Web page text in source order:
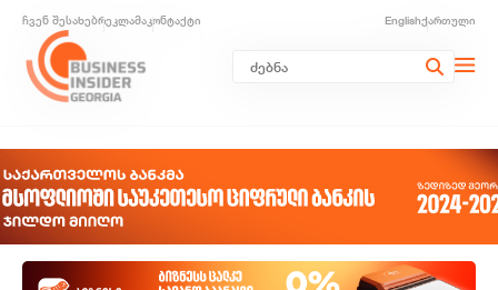
ჩვენ შესახებრეკლამაკონტაქტი Englishქართული